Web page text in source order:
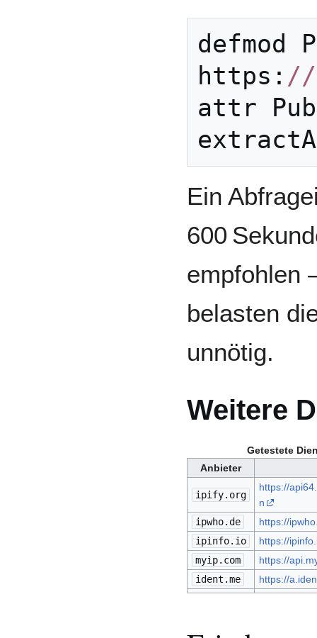
defmod
https:
attr
Ein
600
empfohlen
belasten
unnötig.
Weitere
Getestete
Anbieter
ipify.org
https://
n
ipwho.de
https://
ipinfo.io
https://
myip.com
https://
ident.me
https://